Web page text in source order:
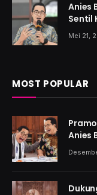
Anies
Sentil
Mei 21,
MOST POPULAR
Anies